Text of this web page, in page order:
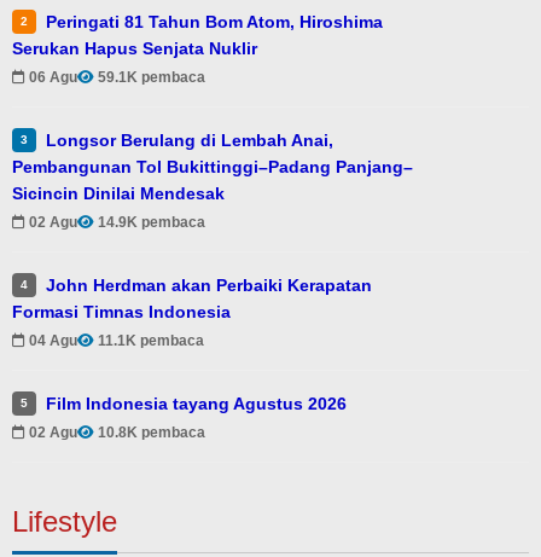
2
Peringati 81 Tahun Bom Atom, Hiroshima
Serukan Hapus Senjata Nuklir
06 Agu 59.1K pembaca
3
Longsor Berulang di Lembah Anai,
Pembangunan Tol Bukittinggi–Padang Panjang–
Sicincin Dinilai Mendesak
02 Agu 14.9K pembaca
4
John Herdman akan Perbaiki Kerapatan
Formasi Timnas Indonesia
04 Agu 11.1K pembaca
5 Film Indonesia tayang Agustus 2026
02 Agu 10.8K pembaca
Lifestyle